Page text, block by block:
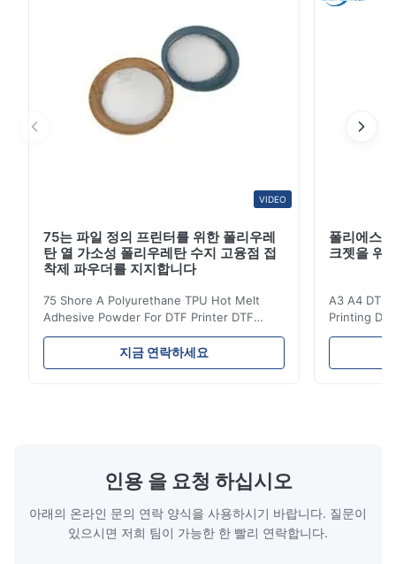
활성화되려면 열이 필요합니다. 열프레스로 열을 가하면
파우더가 녹아 디자인과 원단 사이에 강한 접착력을 형성
합니다. 접착 강도: DTF 핫멜트 접착 파우더는 다양한 직물
에 강력한 접착력을 제공하여 디자인이 직물 표면에 안전
하게 전사되고 접...
VIDEO
75는 파일 정의 프린터를 위한 폴리우레
탄 열 가소성 폴리우레탄 수지 고융점 접
착제 파우더를 지지합니다
75 Shore A Polyurethane TPU Hot Melt
Adhesive Powder For DTF Printer DTF
Powder Technical Parameters Bonding
Parameters ( reference only) Temperature
110-130℃ Press 0.5-1.5 kg/cm2 Time 8-20
지금 연락하세요
폴리에스
크젯을 위
A3 A4 DTF
Printing
application
pattern
인용 을 요청 하십시오
아래의 온라인 문의 연락 양식을 사용하시기 바랍니다. 질문이
있으시면 저희 팀이 가능한 한 빨리 연락합니다.